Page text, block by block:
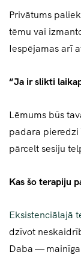
Privātums
tēmu vai
Iespējamas arī
“Ja ir slikti
Lēmums būs
padara
pārcelt sesiju
Kas šo terapiju
Eksistenciālajā
dzīvot
Daba —